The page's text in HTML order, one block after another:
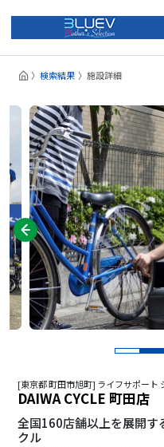
検索結果 施設詳細
[東京都 町田市旭町] ライフサポート
DAIWA CYCLE 町田店
全国160店舗以上を展開す
クル